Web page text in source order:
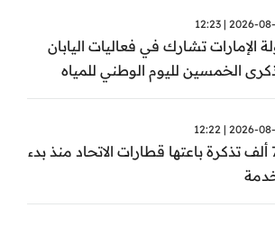
2026-08-05 |
الإمارات تشارك في فعاليات اليابان
الخمسين لليوم الوطني للمياه
المياه
2026-08-05 |
70 ألف تذكرة باعتها قطارات الاتحاد منذ بدء